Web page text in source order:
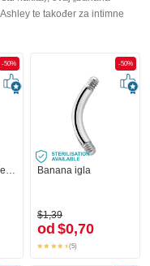
te također za intimne
-50%
Banana (kirurški čelik, srebrna, sjajna završna obrada) s kuglama
-50%
Banana igla
$1,39
od $0,70
(5)